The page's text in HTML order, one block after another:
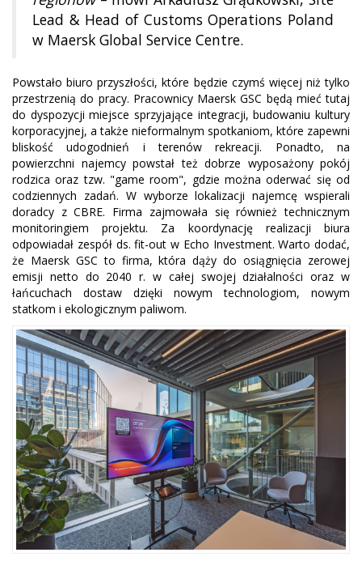
Lead & Head of Customs Operations Poland
w Maersk Global Service Centre.
Powstało biuro przyszłości, które będzie czymś więcej niż tylko
przestrzenią do pracy. Pracownicy Maersk GSC będą mieć tutaj
do dyspozycji miejsce sprzyjające integracji, budowaniu kultury
korporacyjnej, a także nieformalnym spotkaniom, które zapewni
bliskość udogodnień i terenów rekreacji. Ponadto, na
powierzchni najemcy powstał też dobrze wyposażony pokój
rodzica oraz tzw. "game room", gdzie można oderwać się od
codziennych zadań. W wyborze lokalizacji najemcę wspierali
doradcy z CBRE. Firma zajmowała się również technicznym
monitoringiem projektu. Za koordynację realizacji biura
odpowiadał zespół ds. fit-out w Echo Investment. Warto dodać,
że Maersk GSC to firma, która dąży do osiągnięcia zerowej
emisji netto do 2040 r. w całej swojej działalności oraz w
łańcuchach dostaw dzięki nowym technologiom, nowym
statkom i ekologicznym paliwom.